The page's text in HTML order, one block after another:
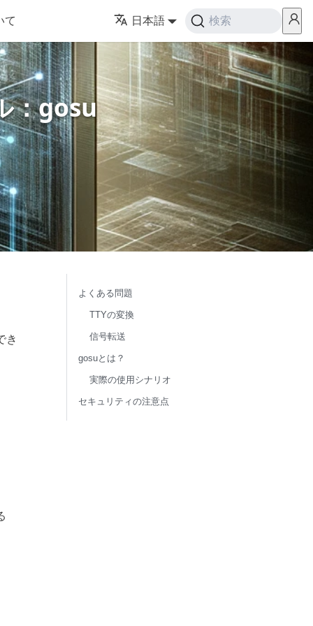
て 日本語 検索
：gosu
き
よくある問題
TTYの変換
信号転送
gosuとは？
実際の使用シナリオ
セキュリティの注意点